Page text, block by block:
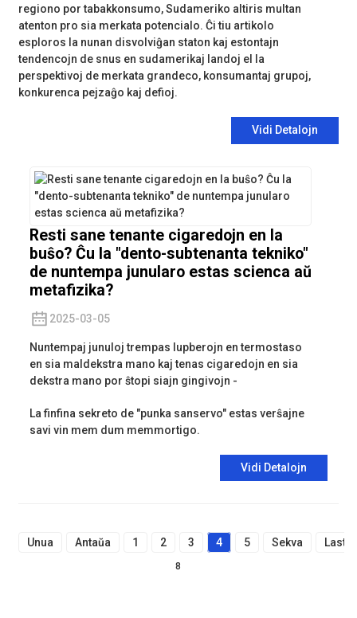
regiono por tabakkonsumo, Sudameriko altiris multan
atenton pro sia merkata potencialo. Ĉi tiu artikolo
esploros la nunan disvolviĝan staton kaj estontajn
tendencojn de snus en sudamerikaj landoj el la
perspektivoj de merkata grandeco, konsumantaj grupoj,
konkurenca pejzaĝo kaj defioj.
Vidi Detalojn
Resti sane tenante cigaredojn en la
buŝo? Ĉu la "dento-subtenanta tekniko"
de nuntempa junularo estas scienca aŭ
metafizika?
2025-03-05
Nuntempaj junuloj trempas lupberojn en termostaso
en sia maldekstra mano kaj tenas cigaredojn en sia
dekstra mano por ŝtopi siajn gingivojn -
La finfina sekreto de "punka sanservo" estas verŝajne
savi vin mem dum memmortigo.
Vidi Detalojn
Unua Antaŭa 1 2 3 4 5 Sekva Lasta
8